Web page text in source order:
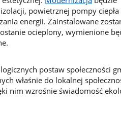
powietrznej pompy ciepła
energii. Zainstalowane
ocieplony, wymienione
postaw społeczności
właśnie do lokalnej
nim wzrośnie świadomość